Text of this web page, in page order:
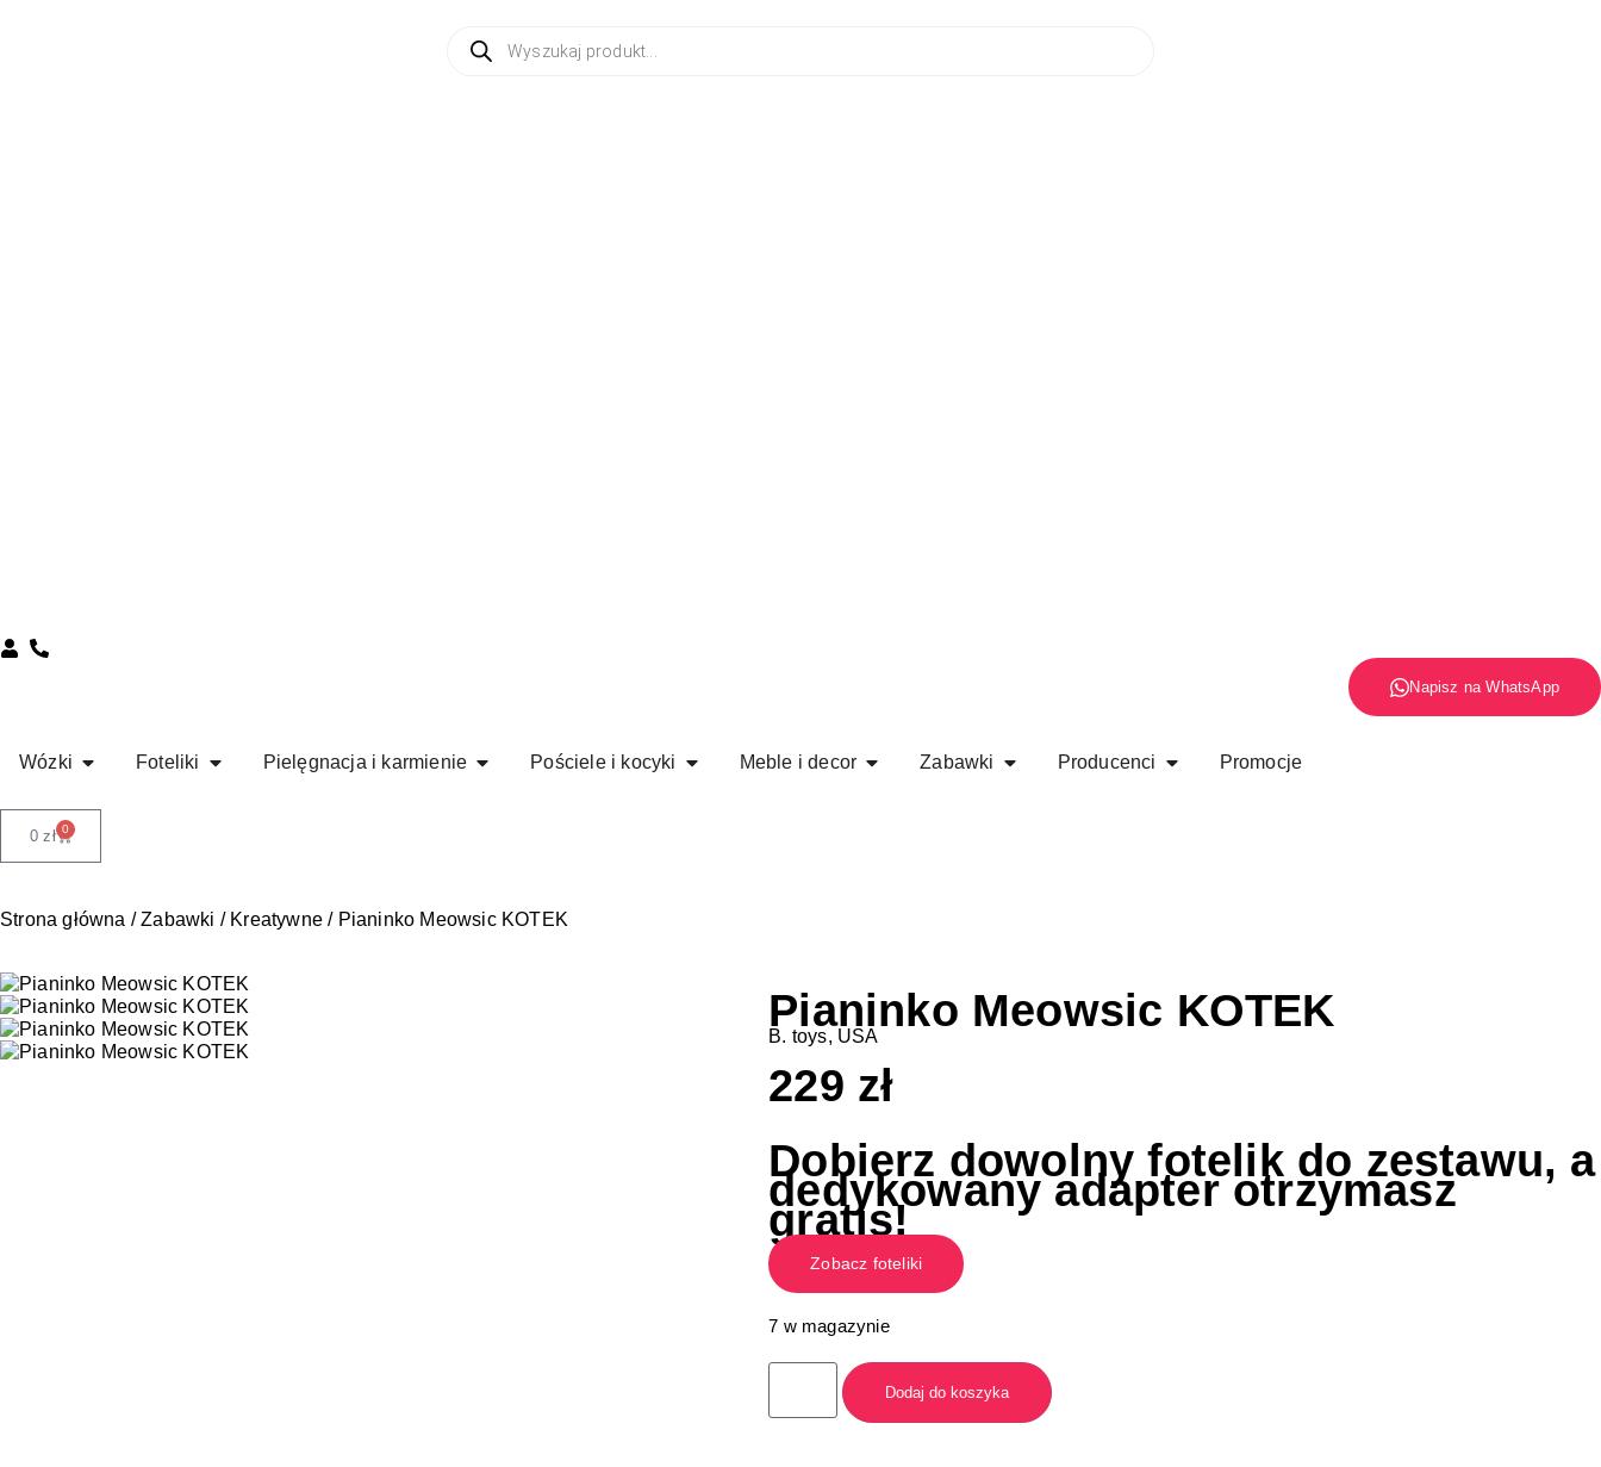
Napisz na WhatsApp
Wózki Foteliki Pielęgnacja i karmienie Pościele i kocyki Meble i decor Zabawki Producenci Promocje
0zł 0
Strona główna /Zabawki / Kreatywne / Pianinko Meowsic KOTEK
Pianinko Meowsic KOTEK
B. toys, USA
229 zł
Dobierz dowolny fotelik do zestawu, a
dedykowany adapter otrzymasz
gratis!
Zobacz foteliki
7 w magazynie
Dodaj do koszyka